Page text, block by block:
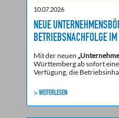
10.07.2026
NEUE
BETRIEBSNACHFOLGE
Mit der neuen
Württemberg ab sofort
Verfügung, die
> WEITERLESEN